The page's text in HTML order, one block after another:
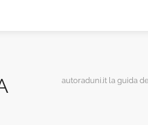
autoraduni.it la guida